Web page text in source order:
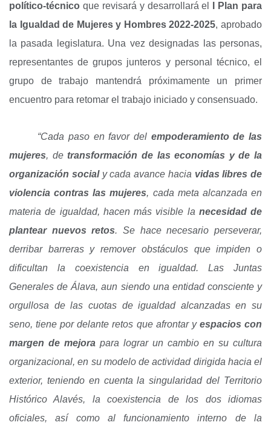
político-técnico que revisará y desarrollará el
I Plan para
la Igualdad de Mujeres y Hombres 2022-2025, aprobado
la pasada legislatura. Una vez designadas las personas,
representantes de grupos junteros y personal técnico, el
grupo de trabajo mantendrá próximamente un primer
encuentro para retomar el trabajo iniciado y consensuado.
“Cada paso en favor del empoderamiento de las
mujeres, de transformación de las economías y de la
organización socialy cada avance hacia vidas libres de
violencia contras las mujeres, cada meta alcanzada en
materia de igualdad, hacen más visible la necesidad de
plantear nuevos retos. Se hace necesario perseverar,
derribar barreras y remover obstáculos que impiden o
dificultan la coexistencia en igualdad. Las Juntas
Generales de Álava, aun siendo una entidad consciente y
orgullosa de las cuotas de igualdad alcanzadas en su
seno, tiene por delante retos que afrontar y espacios con
margen de mejora para lograr un cambio en su cultura
organizacional, en su modelo de actividad dirigida hacia el
exterior, teniendo en cuenta la singularidad del Territorio
Histórico Alavés, la coexistencia de los dos idiomas
oficiales, así como al funcionamiento interno de la